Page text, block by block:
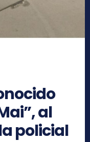
al
policial